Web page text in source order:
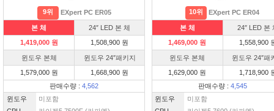
9위 EXpert PC ER05
본 체
24″ LED 본 체
1,419,000 원
1,508,900 원
윈도우 본체
윈도우 24″패키지
1,579,000 원
1,668,900 원
판매수량 : 4,562
윈도우
미포함
10위 EXpert PC ER04
본 체
24″ LED 본
1,469,000 원
1,558,900
윈도우 본체
윈도우 24″패
1,629,000 원
1,718,900
판매수량 : 4,545
윈도우
미포함